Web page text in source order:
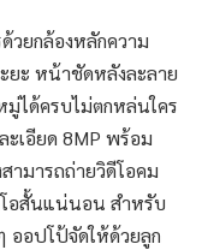
วยกล้องหลักความ
ยะ หน้าชัดหลังละลาย
ได้ครบไม่ตกหล่นใคร
ะเอียด 8MP พร้อม
ามารถถ่ายวิดีโอคม
โอสั้นแน่นอน สำหรับ
อปโป้จัดให้ด้วยลูก